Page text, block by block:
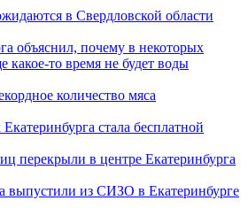
в Свердловской области
объяснил, почему в некоторых
какое-то время не будет воды
количество мяса
стала бесплатной
перекрыли в центре Екатеринбурга
выпустили из СИЗО в Екатеринбурге